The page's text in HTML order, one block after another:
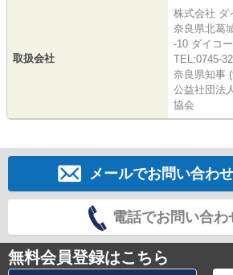
取扱会社
株式会社 ダ
奈良県北葛
-10 ダイコ
TEL:0745-
奈良県知事
公益社団法
協会
メールでお問い合わ
電話でお問い合わ
無料会員登録はこちら